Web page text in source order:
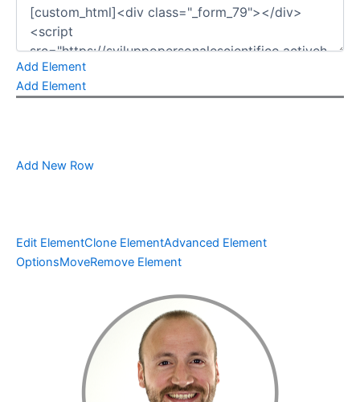
Add Element
Add Element
Add New Row
Edit ElementClone ElementAdvanced Element
OptionsMoveRemove Element